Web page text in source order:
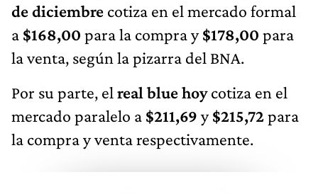
de diciembre cotiza en el mercado formal
a $168,00 para la compra y$178,00 para
la venta, según la pizarra del BNA.
Por su parte, el real blue hoycotiza en el
mercado paralelo a $211,69 y$215,72para
la compra y venta respectivamente.